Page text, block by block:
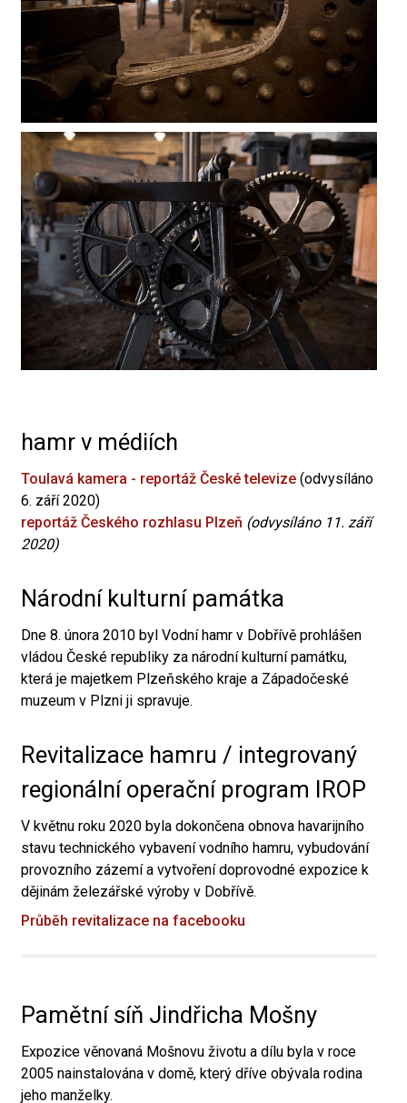
hamr v médiích
Toulavá kamera - reportáž České televize (odvysíláno
6. září 2020)
reportáž Českého rozhlasu Plzeň (odvysíláno 11. září
2020)
Národní kulturní památka
Dne 8. února 2010 byl Vodní hamr v Dobřívě prohlášen
vládou České republiky za národní kulturní památku,
která je majetkem Plzeňského kraje a Západočeské
muzeum v Plzni ji spravuje.
Revitalizace hamru / integrovaný
regionální operační program IROP
V květnu roku 2020 byla dokončena obnova havarijního
stavu technického vybavení vodního hamru, vybudování
provozního zázemí a vytvoření doprovodné expozice k
dějinám železářské výroby v Dobřívě.
Průběh revitalizace na facebooku
Pamětní síň Jindřicha Mošny
Expozice věnovaná Mošnovu životu a dílu byla v roce
2005 nainstalována v domě, který dříve obývala rodina
jeho manželky.